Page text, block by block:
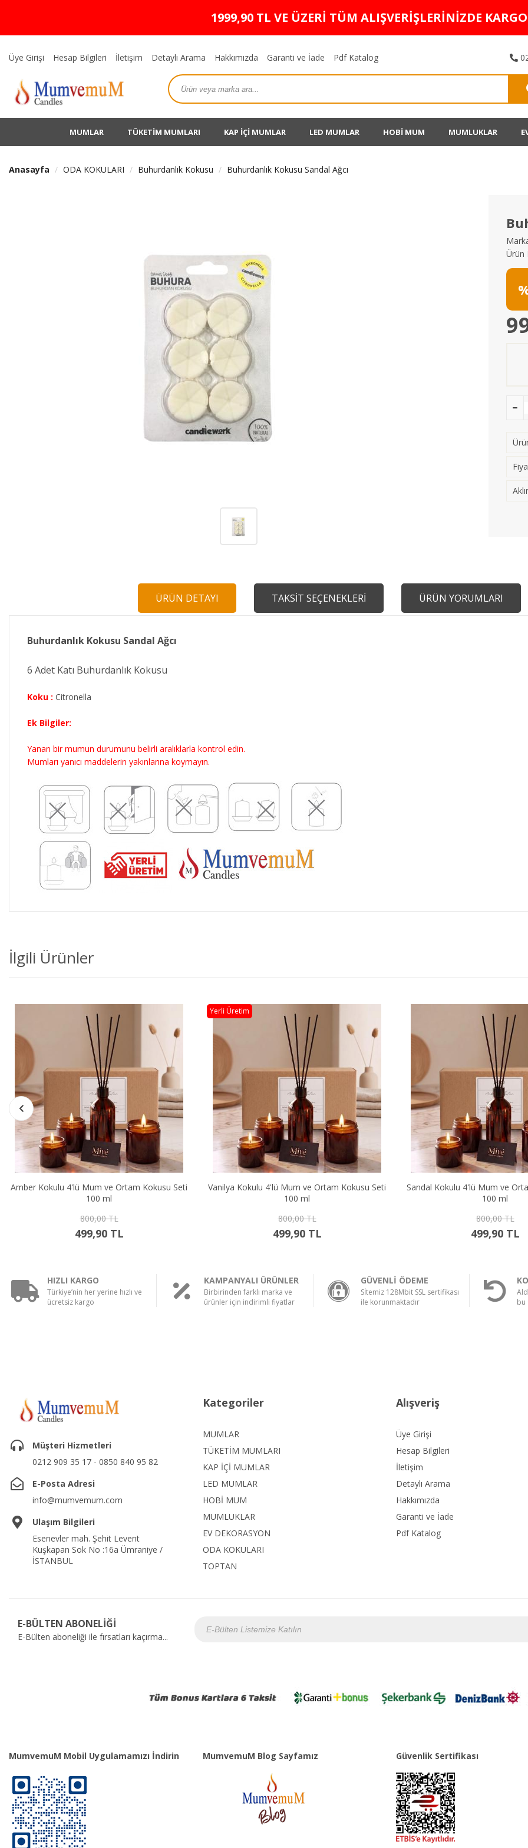
1999,90 TL VE ÜZERİ TÜM ALIŞVERİŞLERİNİZDE
Üye Girişi Hesap Bilgileri İletişim Detaylı Arama Hakkımızda Garanti ve İade Pdf Katalog
MUMLAR TÜKETİM MUMLARI KAP İÇİ MUMLAR LED MUMLAR HOBİ MUM MUMLUKLAR
Anasayfa ODA KOKULARI Buhurdanlık Kokusu Buhurdanlık Kokusu Sandal Ağcı
Ürün
ÜRÜN DETAYI TAKSİT SEÇENEKLERİ ÜRÜN YORUMLARI
Buhurdanlık Kokusu Sandal Ağcı
6 Adet Katı Buhurdanlık Kokusu
Koku : Citronella
Ek Bilgiler:
Yanan bir mumun durumunu belirli aralıklarla kontrol edin.
Mumları yanıcı maddelerin yakınlarına koymayın.
İlgili Ürünler
Mum ve Ortam Kokusu Seti
Vanilya Kokulu 4'lü Mum ve Ortam Kokusu Seti
Sandal Kokulu 4'lü Mum ve Ortam Kokusu Seti
HIZLI KARGO
Türkiye’nin her yerine hızlı ve
ücretsiz kargo
KAMPANYALI ÜRÜNLER
Birbirinden farklı marka ve
ürünler için indirimli fiyatlar
GÜVENLİ ÖDEME
Sİtemiz 128Mbit SSL sertifikası
ile korunmaktadır
bu
Müşteri Hizmetleri
0212 909 35 17 - 0850 840 95 82
E-Posta Adresi
info@mumvemum.com
Ulaşım Bilgileri
Esenevler mah. Şehit Levent
Kuşkapan Sok No :16a Ümraniye /
İSTANBUL
Kategoriler
MUMLAR
TÜKETİM MUMLARI
KAP İÇİ MUMLAR
LED MUMLAR
HOBİ MUM
MUMLUKLAR
EV DEKORASYON
ODA KOKULARI
TOPTAN
Alışveriş
Üye Girişi
Hesap Bilgileri
İletişim
Detaylı Arama
Hakkımızda
Garanti ve İade
Pdf Katalog
E-BÜLTEN ABONELİĞİ
E-Bülten aboneliği ile fırsatları kaçırma...
MumvemuM Mobil Uygulamamızı İndirin MumvemuM Blog Sayfamız Güvenlik Sertifikası